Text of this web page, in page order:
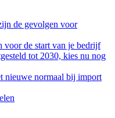
de gevolgen voor
voor de start van je bedrijf
tot 2030, kies nu nog
nieuwe normaal bij import